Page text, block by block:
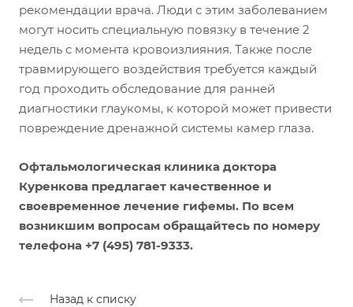
рекомендации врача. Люди с этим заболеванием
могут носить специальную повязку в течение 2
недель с момента кровоизлияния. Также после
травмирующего воздействия требуется каждый
год проходить обследование для ранней
диагностики глаукомы, к которой может привести
повреждение дренажной системы камер глаза.
Офтальмологическая клиника доктора
Куренкова предлагает качественное и
своевременное лечение гифемы. По всем
возникшим вопросам обращайтесь по номеру
телефона +7 (495) 781-9333.
Назад к списку